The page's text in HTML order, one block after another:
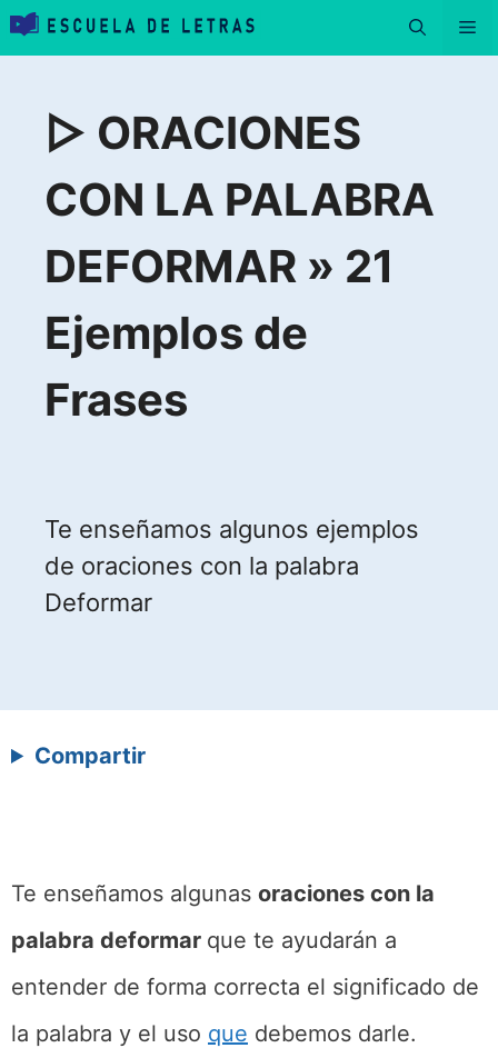
Saltar
contenido▷ ORACIONES
CON LA PALABRA
DEFORMAR » 21
Ejemplos de
Frases
Te enseñamos algunos ejemplos
de oraciones con la palabra
Deformar
Compartir
Te enseñamos algunas oraciones con la
palabra deformar que te ayudarán a
entender de forma correcta el significado de
la palabra y el uso que debemos darle.